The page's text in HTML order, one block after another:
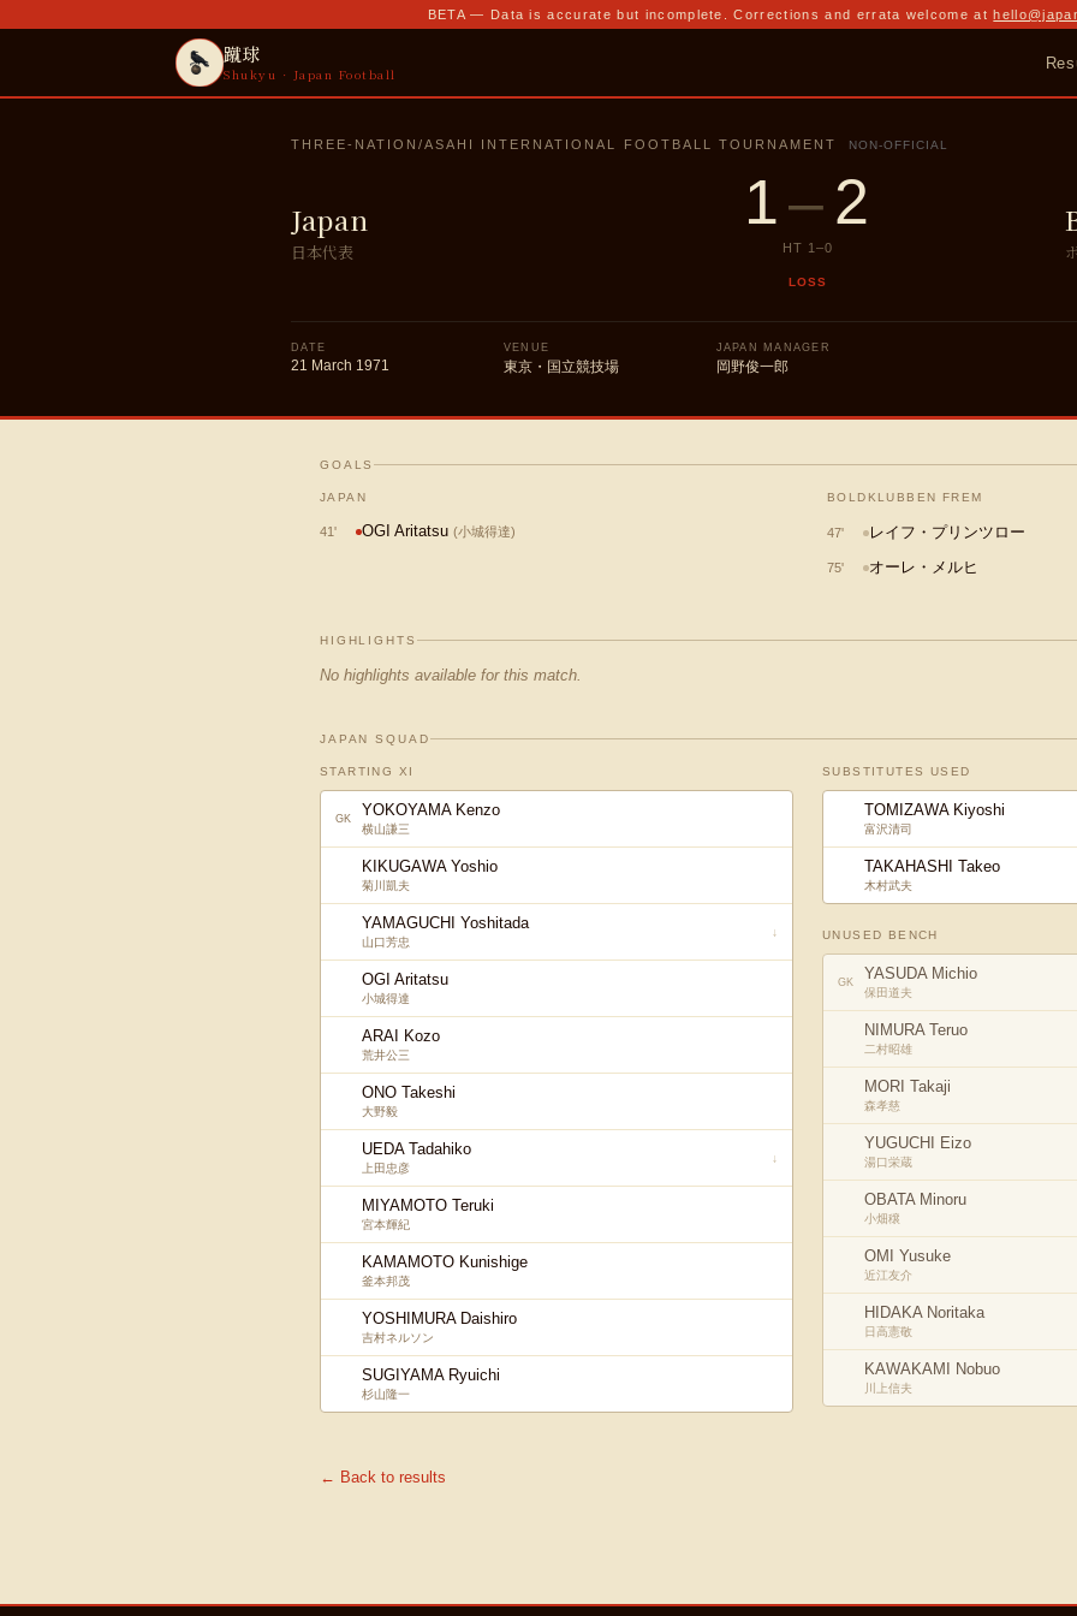
BETA — Data is accurate but incomplete. Corrections and errata welcome at
蹴球
Shukyu · Japan Football
THREE-NATION/ASAHI INTERNATIONAL FOOTBALL TOURNAMENT NON-OFFICIAL
Japan
日本代表
1–2
HT 1 –0
LOSS
DATE
21 March 1971
VENUE
東京・国立競技場
JAPAN MANAGER
岡野俊一郎
GOALS
JAPAN
41' OGI Aritatsu (小城得達)
BOLDKLUBBEN FREM
47' レイフ・プリンツロー
75' オーレ・メルヒ
HIGHLIGHTS
No highlights available for this match.
JAPAN SQUAD
STARTING XI
GK YOKOYAMA Kenzo
横山謙三
KIKUGAWA Yoshio
菊川凱夫
YAMAGUCHI Yoshitada
山口芳忠
↓
OGI Aritatsu
小城得達
ARAI Kozo
荒井公三
ONO Takeshi
大野毅
UEDA Tadahiko
上田忠彦
↓
MIYAMOTO Teruki
宮本輝紀
KAMAMOTO Kunishige
釜本邦茂
YOSHIMURA Daishiro
吉村ネルソン
SUGIYAMA Ryuichi
杉山隆一
SUBSTITUTES USED
TOMIZAWA Kiyoshi
富沢清司
TAKAHASHI Takeo
木村武夫
UNUSED BENCH
GK YASUDA Michio
保田道夫
NIMURA Teruo
二村昭雄
MORI Takaji
森孝慈
YUGUCHI Eizo
湯口栄蔵
OBATA Minoru
小畑穣
OMI Yusuke
近江友介
HIDAKA Noritaka
日高憲敬
KAWAKAMI Nobuo
川上信夫
← Back to results